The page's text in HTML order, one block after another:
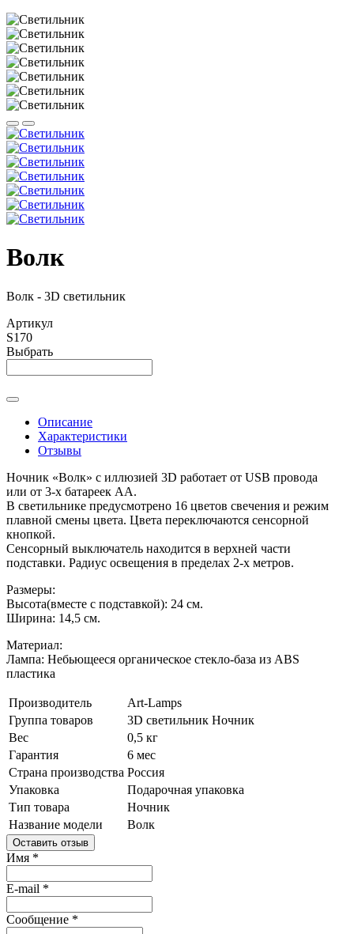
Волк
Волк - 3D светильник
Артикул
S170
Выбрать
Описание
Характеристики
Отзывы
Ночник «Волк» с иллюзией 3D работает от USB провода
или от 3-х батареек АА.
В светильнике предусмотрено 16 цветов свечения и режим
плавной смены цвета. Цвета переключаются сенсорной
кнопкой.
Сенсорный выключатель находится в верхней части
подставки. Радиус освещения в пределах 2-х метров.
Размеры:
Высота(вместе с подставкой): 24 см.
Ширина: 14,5 см.
Материал:
Лампа: Небьющееся органическое стекло-база из ABS
пластика
Производитель
Art-Lamps
Группа товаров
3D светильник Ночник
Вес
0,5 кг
Гарантия
6 мес
Страна производства Россия
Упаковка
Подарочная упаковка
Тип товара
Ночник
Название модели
Волк
Оставить отзыв
Имя *
E-mail *
Сообщение *